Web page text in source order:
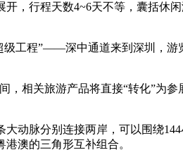
，行程天数4~6天不等，囊括休
工程”——深中通道来到深圳，游
相关旅游产品将直接“转化”为
动脉分别连接两岸，可以围绕
澳的三角形互补组合。